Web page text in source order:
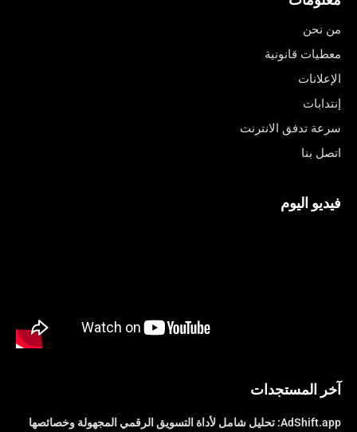
من نحن
معطيات قانونية
الإعلانات
إنتدابات
سرعة تدفق الانترنت
اتصل بنا
فيديو اليوم
آخر المستجدات
AdShift.app: تحليل شامل لأداة التسويق الرقمي المجهولة وخصائصها